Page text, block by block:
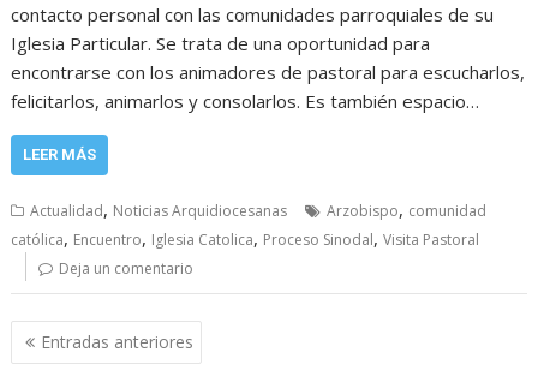
contacto personal con las comunidades parroquiales de su
Iglesia Particular. Se trata de una oportunidad para
encontrarse con los animadores de pastoral para escucharlos,
felicitarlos, animarlos y consolarlos. Es también espacio…
LEER MÁS
Actualidad, Noticias Arquidiocesanas Arzobispo, comunidad
católica, Encuentro, Iglesia Catolica, Proceso Sinodal,Visita Pastoral
Deja un comentario
Navegación
de
Entradas anteriores